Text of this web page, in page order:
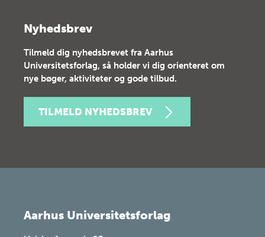
Nyhedsbrev
Tilmeld dig nyhedsbrevet fra Aarhus
Universitetsforlag, så holder vi dig orienteret om
nye bøger, aktiviteter og gode tilbud.
TILMELD NYHEDSBREV
Aarhus Universitetsforlag